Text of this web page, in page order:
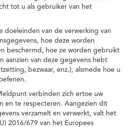
tot u als gebruiker van het
doeleinden van de verwerking van
hoe deze worden
beschermd, hoe ze worden gebruikt
aanzien van deze gegevens hebt
bezwaar, enz.), alsmede hoe u
verbinden zich ertoe uw
en te respecteren. Aangezien dit
verzamelt en verwerkt, valt het
2016/679 van het Europees